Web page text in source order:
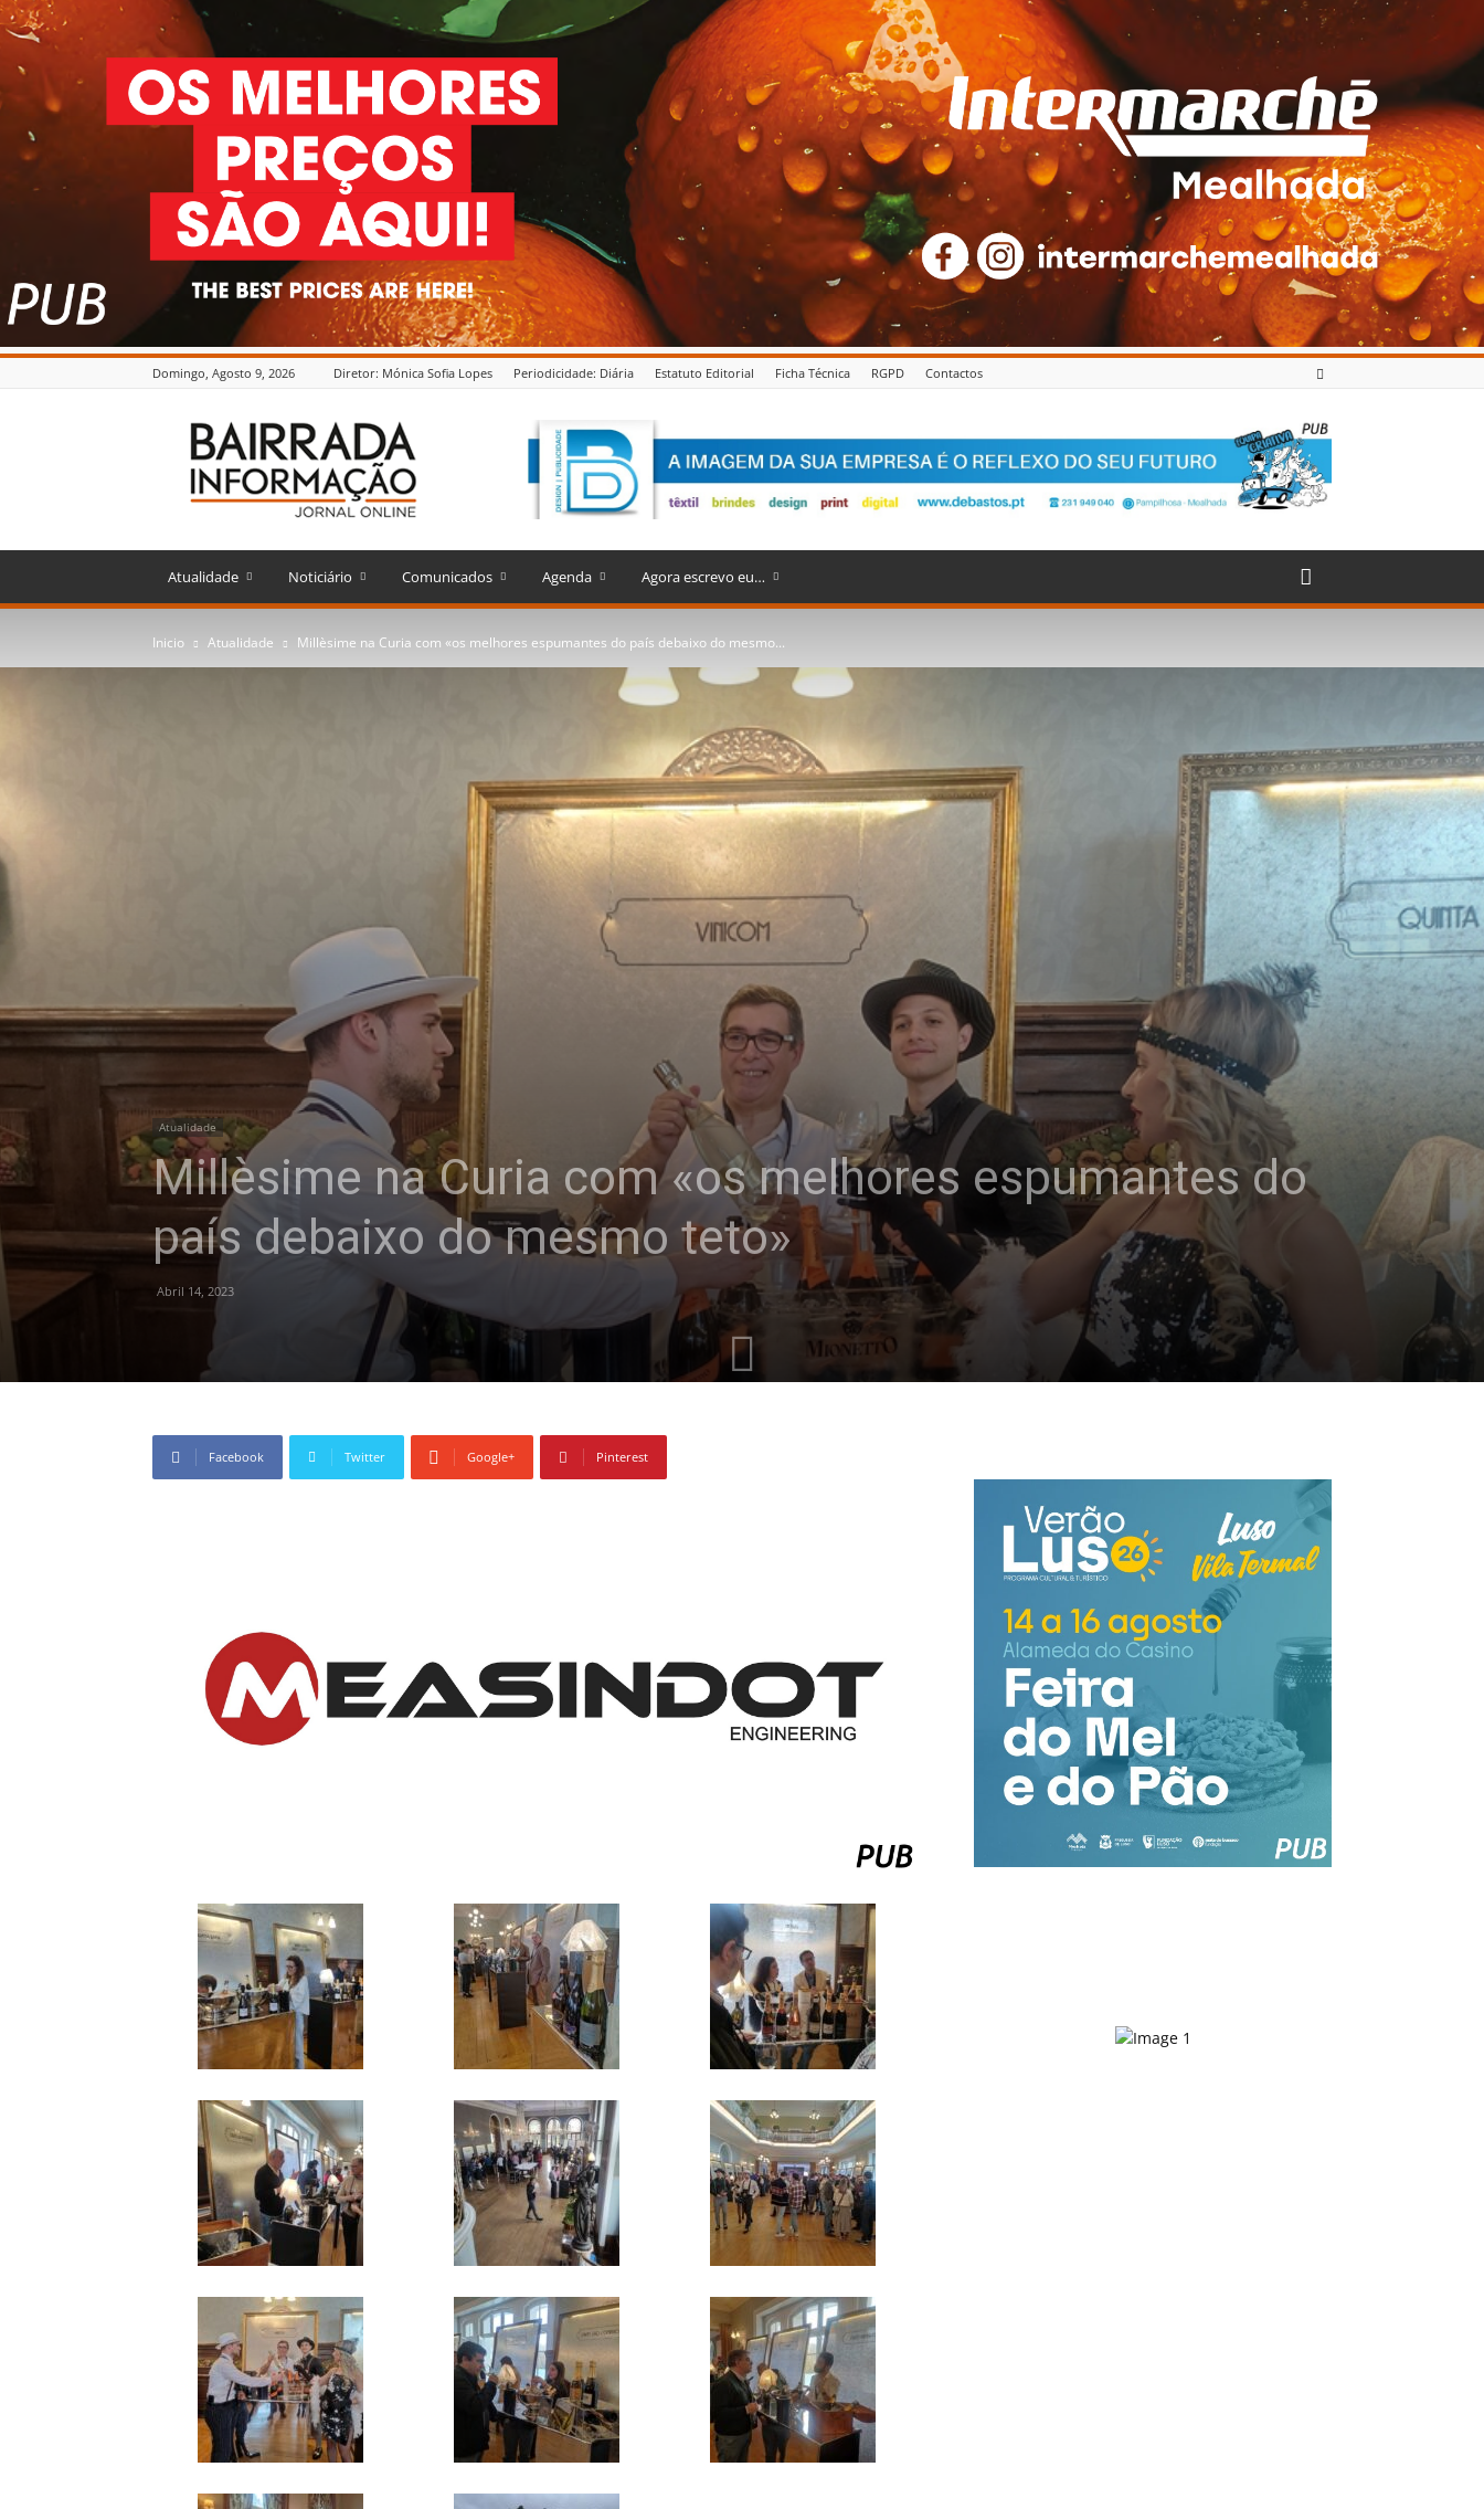
Domingo, Agosto 9, 2026 Diretor: Mónica Sofia Lopes Periodicidade: Diária Estatuto Editorial Ficha Técnica RGPD Contactos
Bairrada
Informação
Atualidade Noticiário Comunicados Agenda Agora escrevo eu…
Inicio Atualidade Millèsime na Curia com «os melhores espumantes do país debaixo do mesmo...
Atualidade
Millèsime na Curia com «os melhores espumantes do
país debaixo do mesmo teto»
Abril 14, 2023
Facebook Twitter Google+ Pinterest